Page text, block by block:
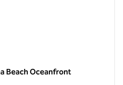
Beach Oceanfront